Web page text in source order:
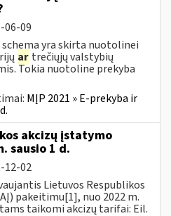
06-09
yra skirta nuotolinei
ar trečiųjų valstybių
Tokia nuotoline prekyba
MĮP 2021 » E-prekyba ir
akcizų įstatymo
sausio 1 d.
12-02
Lietuvos Respublikos
pakeitimu[1], nuo 2022 m.
taikomi akcizų tarifai: Eil.